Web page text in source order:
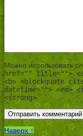
Можно использовать
href="" title="">
<b> <blockquote
datetime=""> <em>
<strong>
Наверх ↑